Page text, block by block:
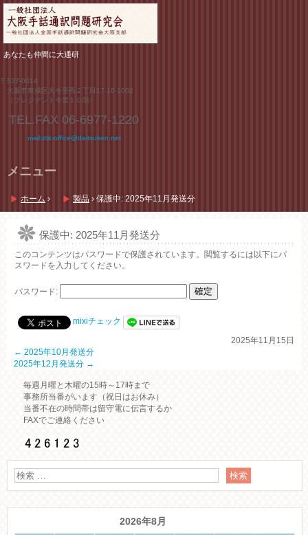
あなたも仲間に大通研
〒537-0014
大阪市東成区大今里西２丁目17-10-1002
（プレジデント今里１０階）
TEL.FAX 06-6977-1220
mail:dtk-office@daitsuken.net
メニュー
ン
へ
ホーム › 製品 › 保護中: 2025年11月発送分
保護中: 2025年11月発送分
このコンテンツはパスワードで保護されています。閲覧するには以下にパ
スワードを入力してください。
パスワード:
mixiチェック
2025年11月15日
← 2025年10月発送分
2025年12月発送分 →
毎週月曜と木曜の15時～17時まで
事務所当番がいます（祝日はお休み）
当番不在の時間帯は留守電に伝言するか
FAXでご連絡ください
2026年8月